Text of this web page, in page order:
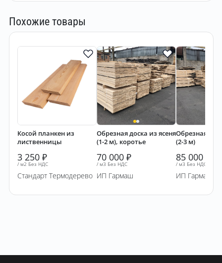
Похожие товары
3 250 ₽
/ м2 Без НДС
Косой планкен из
лиственницы
Стандарт Термодерево
70 000 ₽
/ м3 Без НДС
Обрезная доска из ясеня
(1-2 м), коротье
ИП Гармаш
85 000
/ м3 Без НДС
Обрезная
(2-3 м)
ИП Гармаш